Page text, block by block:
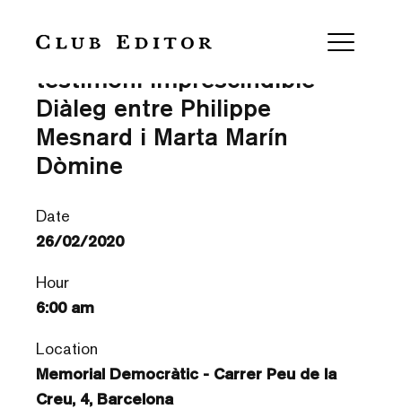
‘Actualitat de Primo Levi. Un
testimoni imprescindible’ —
Diàleg entre Philippe
Mesnard i Marta Marín
Dòmine
Date
26/02/2020
Hour
6:00 am
Location
Memorial Democràtic - Carrer Peu de la
Creu, 4, Barcelona